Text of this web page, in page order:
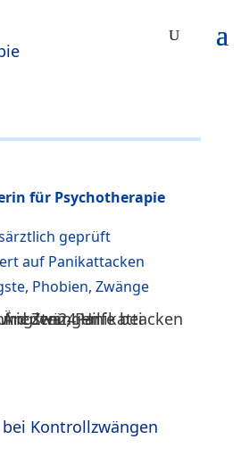
für Psychotherapie
geprüft
auf Panikattacken
Phobien, Zwänge